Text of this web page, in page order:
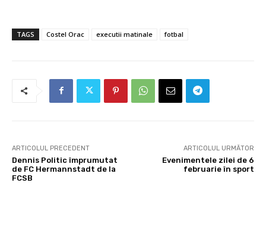
TAGS Costel Orac executii matinale fotbal
ARTICOLUL PRECEDENT
Dennis Politic împrumutat
de FC Hermannstadt de la
FCSB
ARTICOLUL URMĂTOR
Evenimentele zilei de 6
februarie în sport